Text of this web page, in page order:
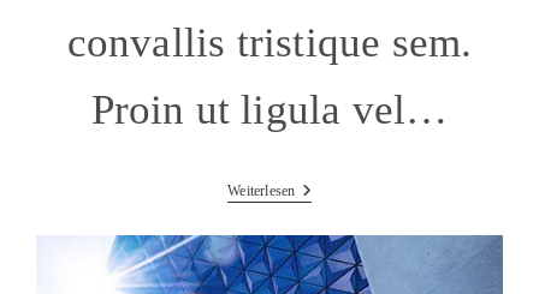
convallis tristique sem.
Proin ut ligula vel…
WeiterlesenLitora
Conubia